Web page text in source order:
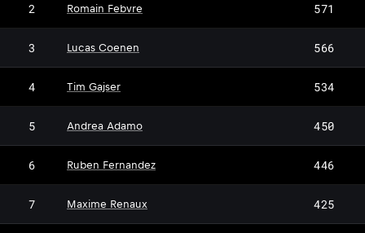
2 Romain Febvre 571
3 Lucas Coenen 566
4 Tim Gajser 534
5 Andrea Adamo 450
6 Ruben Fernandez 446
7 Maxime Renaux 425